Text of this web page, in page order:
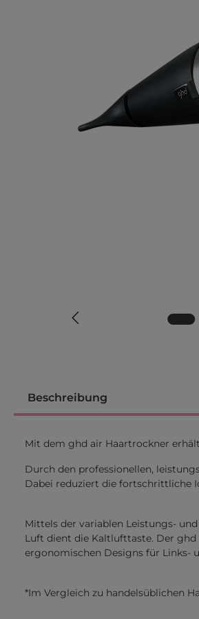
Beschreibung
Mit dem ghd air Haartrockner
Durch den professionellen,
Dabei reduziert die fortschrittliche
Mittels der variablen Leistungs-
Luft dient die Kaltlufttaste. Der
ergonomischen Designs für Links-
*Im Vergleich zu handelsüblichen